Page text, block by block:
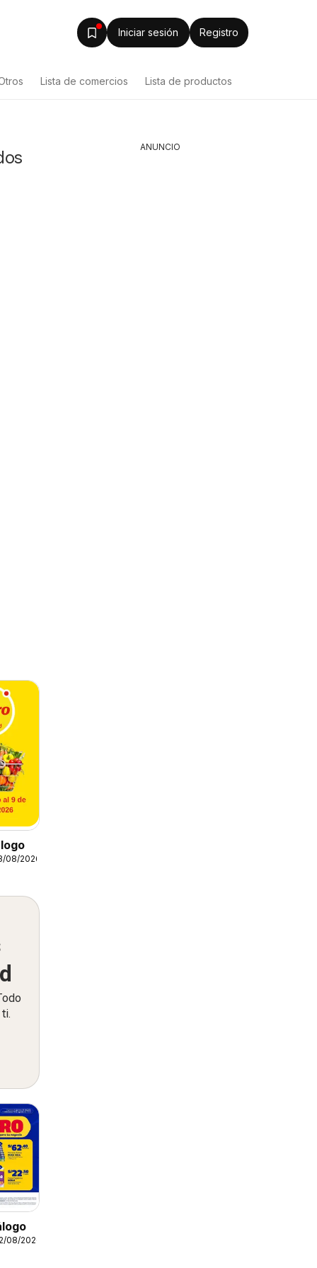
Iniciar sesión Registro
Lista de comercios Lista de productos
08/2026
08/2026
ANUNCIO